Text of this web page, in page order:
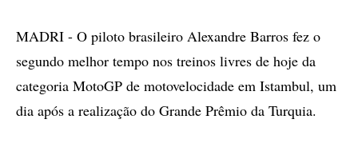
MADRI - O piloto brasileiro Alexandre Barros fez o
segundo melhor tempo nos treinos livres de hoje da
categoria MotoGP de motovelocidade em Istambul, um
dia após a realização do Grande Prêmio da Turquia.